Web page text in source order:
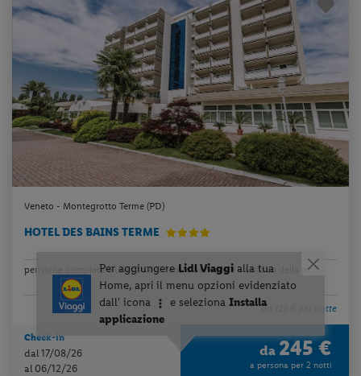
Veneto - Montegrotto Terme (PD)
HOTEL DES BAINS TERME
pensione completa + utilizzo del centro benessere + utilizzo della pi...
da 123 € per notte
Check-in
dal 17/08/26
al 06/12/26
da 245 €
a persona per 2 notti